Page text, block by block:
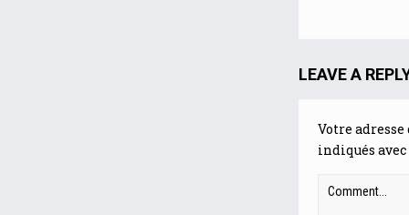
LEAVE A
Votre
indiqués avec